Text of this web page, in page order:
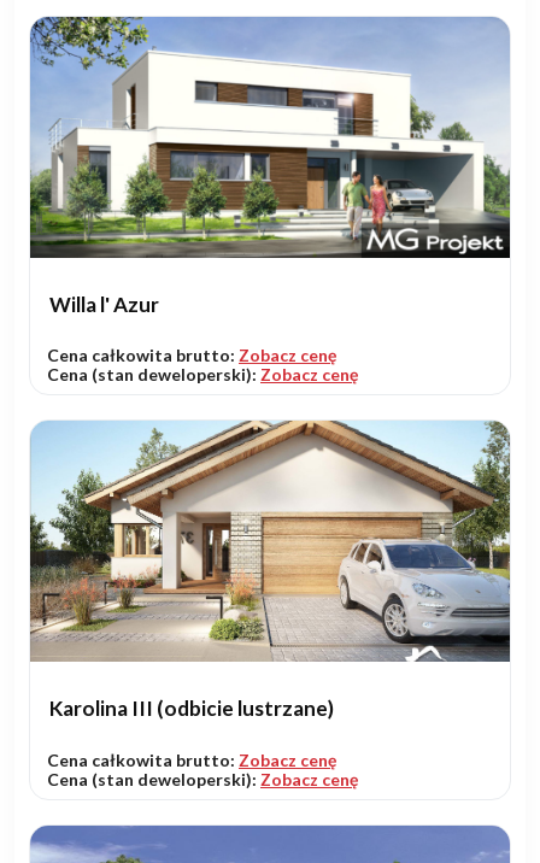
Willa l' Azur
Cena całkowita brutto: Zobacz cenę
Cena (stan deweloperski): Zobacz cenę
Karolina III (odbicie lustrzane)
Cena całkowita brutto: Zobacz cenę
Cena (stan deweloperski): Zobacz cenę